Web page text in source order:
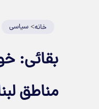
خانه>سیاسی
بقائی:
مناطق